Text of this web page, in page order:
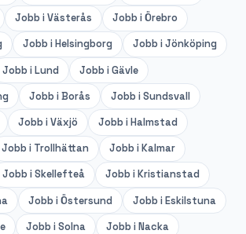
Jobb iVästerås Jobb iÖrebro
Jobb iHelsingborg Jobb iJönköping
Jobb iLund Jobb iGävle
Jobb iBorås Jobb iSundsvall
Jobb iVäxjö Jobb iHalmstad
Jobb i Trollhättan Jobb iKalmar
Jobb iSkellefteå Jobb iKristianstad
Jobb iÖstersund Jobb iEskilstuna
Jobb iSolna Jobb iNacka